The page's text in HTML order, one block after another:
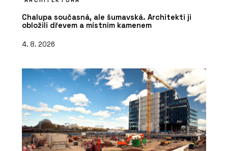
Chalupa současná, ale šumavská. Architekti ji
obložili dřevem a místním kamenem
4. 8. 2026